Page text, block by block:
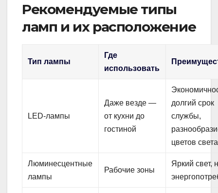
Рекомендуемые типы
ламп и их расположение
Тип лампы
Где
использовать
LED-лампы
Даже везде —
от кухни до
гостиной
долгий срок
службы,
цветов света
Люминесцентные
лампы
Рабочие зоны
Яркий свет,